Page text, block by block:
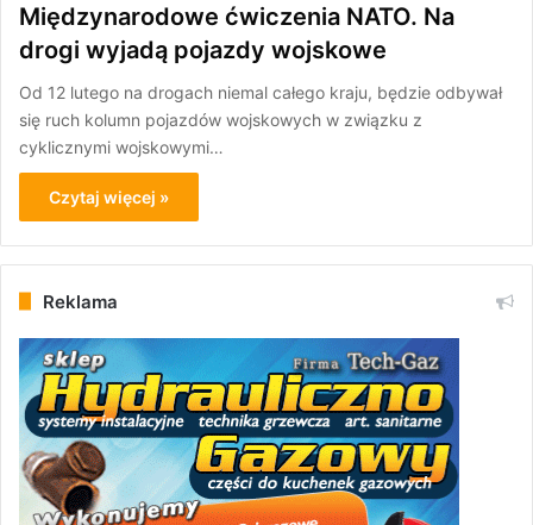
Międzynarodowe ćwiczenia NATO. Na
drogi wyjadą pojazdy wojskowe
Od 12 lutego na drogach niemal całego kraju, będzie odbywał
się ruch kolumn pojazdów wojskowych w związku z
cyklicznymi wojskowymi…
Czytaj więcej »
Reklama